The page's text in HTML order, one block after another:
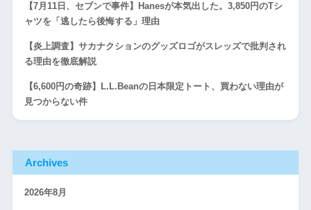
【7月11日、セブンで事件】Hanesが本気出した。3,850円のTシ
ャツを「逃したら後悔する」理由
【炎上調査】サカナクションのグッズロゴがスレッズで批判され
る理由を徹底解説
【6,600円の奇跡】L.L.Beanの日本限定トート、買わない理由が
見つからない件
Archives
2026年8月